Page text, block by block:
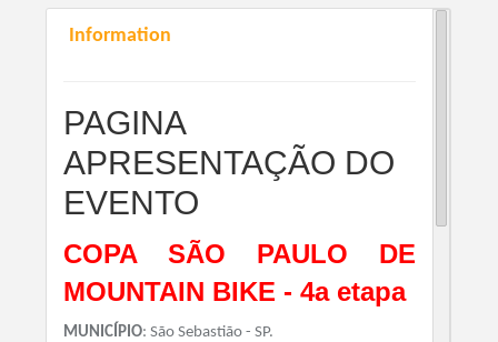
PRÓ - Elite Masculina
Information
PAGINA
APRESENTAÇÃO DO
EVENTO
COPA SÃO PAULO DE
MOUNTAIN BIKE - 4a etapa
MUNICÍPIO: São Sebastião - SP.